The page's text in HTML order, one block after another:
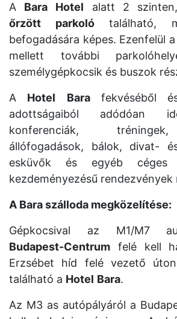
A Bara Hotel alatt 2
őrzött
parkoló található,
befogadására képes. Ezenfelül
mellett további
személygépkocsik és buszok
A Hotel Barafekvéséből
adottságaiból adódóan
konferenciák,
állófogadások, bálok, divat-
esküvők és egyéb céges
kezdeményezésű
A Bara szálloda megközelítése:
Gépkocsival az M1/M7
Budapest-Centrum felé kell
Erzsébet híd felé vezető
található a Hotel Bara.
Az M3 as autópályáról a